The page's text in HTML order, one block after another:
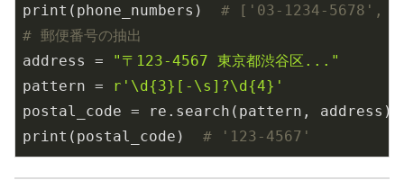
print(phone_numbers) # ['03-1234-5678',
# 郵便番号の抽出
address =
"〒123-4567 東京都渋谷区..."
pattern =
r'\d{3}[-\s]?\d{4}'
postal_code = re.search(pattern,
print(postal_code) # '123-4567'